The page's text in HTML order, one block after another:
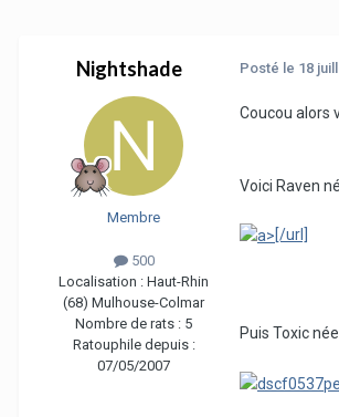
Nightshade
Membre
500
Localisation : Haut-Rhin
(68) Mulhouse-Colmar
Nombre de rats : 5
Ratouphile depuis :
07/05/2007
Posté le 18
Coucou alors
Voici Raven
[/url]
Puis Toxic